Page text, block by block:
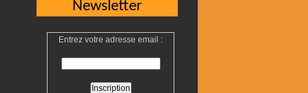
Newsletter
Entrez votre adresse email :